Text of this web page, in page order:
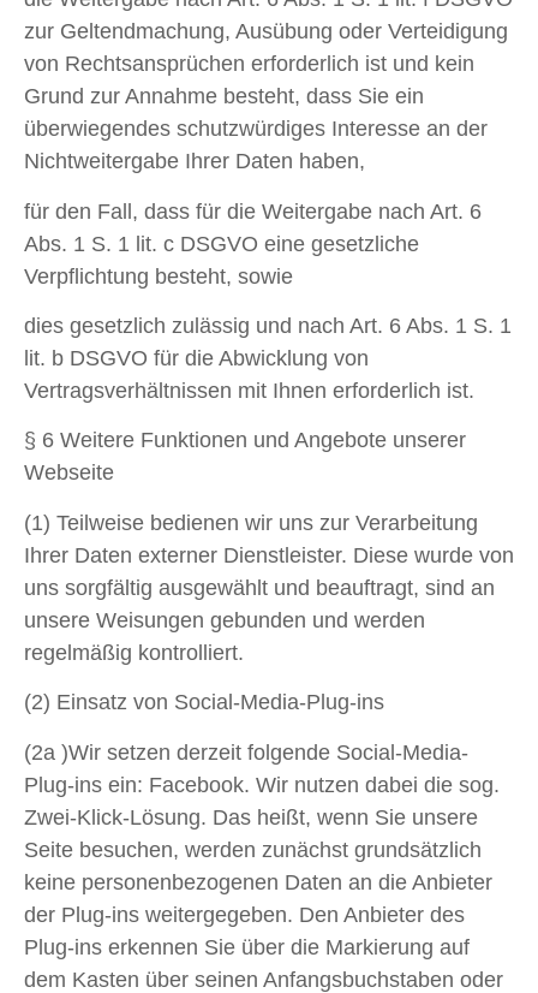
zur Geltendmachung, Ausübung oder Verteidigung
von Rechtsansprüchen erforderlich ist und kein
Grund zur Annahme besteht, dass Sie ein
überwiegendes schutzwürdiges Interesse an der
Nichtweitergabe Ihrer Daten haben,
für den Fall, dass für die Weitergabe nach Art. 6
Abs. 1 S. 1 lit. c DSGVO eine gesetzliche
Verpflichtung besteht, sowie
dies gesetzlich zulässig und nach Art. 6 Abs. 1 S. 1
lit. b DSGVO für die Abwicklung von
Vertragsverhältnissen mit Ihnen erforderlich ist.
§ 6 Weitere Funktionen und Angebote unserer
Webseite
(1) Teilweise bedienen wir uns zur Verarbeitung
Ihrer Daten externer Dienstleister. Diese wurde von
uns sorgfältig ausgewählt und beauftragt, sind an
unsere Weisungen gebunden und werden
regelmäßig kontrolliert.
(2) Einsatz von Social-Media-Plug-ins
(2a )Wir setzen derzeit folgende Social-Media-
Plug-ins ein: Facebook. Wir nutzen dabei die sog.
Zwei-Klick-Lösung. Das heißt, wenn Sie unsere
Seite besuchen, werden zunächst grundsätzlich
keine personenbezogenen Daten an die Anbieter
der Plug-ins weitergegeben. Den Anbieter des
Plug-ins erkennen Sie über die Markierung auf
dem Kasten über seinen Anfangsbuchstaben oder